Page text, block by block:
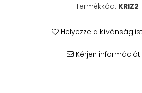
Fém ötvözet ékszerek
Termékkód: KRIZ2
Helyezze a
Kérjen információt